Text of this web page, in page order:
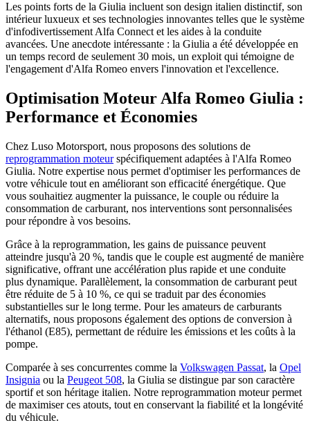
Les points forts de la Giulia incluent son design italien distinctif, son
intérieur luxueux et ses technologies innovantes telles que le système
d'infodivertissement Alfa Connect et les aides à la conduite
avancées. Une anecdote intéressante : la Giulia a été développée en
un temps record de seulement 30 mois, un exploit qui témoigne de
l'engagement d'Alfa Romeo envers l'innovation et l'excellence.
Optimisation Moteur Alfa Romeo Giulia :
Performance et Économies
Chez Luso Motorsport, nous proposons des solutions de
reprogrammation moteurspécifiquement adaptées à l'Alfa Romeo
Giulia. Notre expertise nous permet d'optimiser les performances de
votre véhicule tout en améliorant son efficacité énergétique. Que
vous souhaitiez augmenter la puissance, le couple ou réduire la
consommation de carburant, nos interventions sont personnalisées
pour répondre à vos besoins.
Grâce à la reprogrammation, les gains de puissance peuvent
atteindre jusqu'à 20 %, tandis que le couple est augmenté de manière
significative, offrant une accélération plus rapide et une conduite
plus dynamique. Parallèlement, la consommation de carburant peut
être réduite de 5 à 10 %, ce qui se traduit par des économies
substantielles sur le long terme. Pour les amateurs de carburants
alternatifs, nous proposons également des options de conversion à
l'éthanol (E85), permettant de réduire les émissions et les coûts à la
pompe.
Comparée à ses concurrentes comme la Volkswagen Passat, la Opel
Insignia ou la Peugeot 508, la Giulia se distingue par son caractère
sportif et son héritage italien. Notre reprogrammation moteur permet
de maximiser ces atouts, tout en conservant la fiabilité et la longévité
du véhicule.